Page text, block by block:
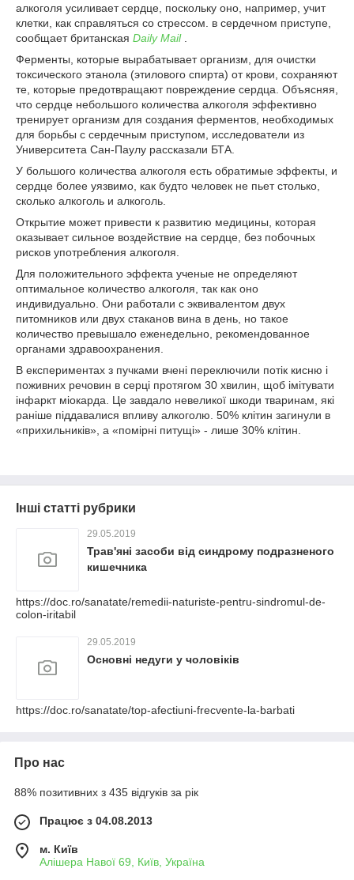
алкоголя усиливает сердце, поскольку оно, например, учит
клетки, как справляться со стрессом. в сердечном приступе,
сообщает британская Daily Mail.
Ферменты, которые вырабатывает организм, для очистки
токсического этанола (этилового спирта) от крови, сохраняют
те, которые предотвращают повреждение сердца. Объясняя,
что сердце небольшого количества алкоголя эффективно
тренирует организм для создания ферментов, необходимых
для борьбы с сердечным приступом, исследователи из
Университета Сан-Паулу рассказали БТА.
У большого количества алкоголя есть обратимые эффекты, и
сердце более уязвимо, как будто человек не пьет столько,
сколько алкоголь и алкоголь.
Открытие может привести к развитию медицины, которая
оказывает сильное воздействие на сердце, без побочных
рисков употребления алкоголя.
Для положительного эффекта ученые не определяют
оптимальное количество алкоголя, так как оно
индивидуально. Они работали с эквивалентом двух
питомников или двух стаканов вина в день, но такое
количество превышало еженедельно, рекомендованное
органами здравоохранения.
В експериментах з пучками вчені переключили потік кисню і
поживних речовин в серці протягом 30 хвилин, щоб імітувати
інфаркт міокарда. Це завдало невеликої шкоди тваринам, які
раніше піддавалися впливу алкоголю. 50% клітин загинули в
«прихильників», а «помірні питущі» - лише 30% клітин.
Інші статті рубрики
29.05.2019
Трав'яні засоби від синдрому подразненого
кишечника
https://doc.ro/sanatate/remedii-naturiste-pentru-sindromul-de-
colon-iritabil
29.05.2019
Основні недуги у чоловіків
https://doc.ro/sanatate/top-afectiuni-frecvente-la-barbati
Про нас
88% позитивних з 435 відгуків за рік
Працює з 04.08.2013
м. Київ
Алішера Навої 69, Київ, Україна